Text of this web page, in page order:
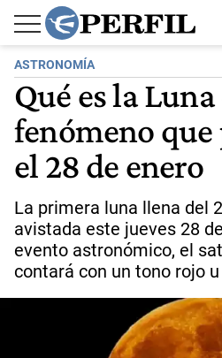
ASTRONOMÍA
Qué es la
fenómeno que
el 28 de enero
La primera luna llena del
avistada este jueves 28
evento astronómico, el
contará con un tono rojo